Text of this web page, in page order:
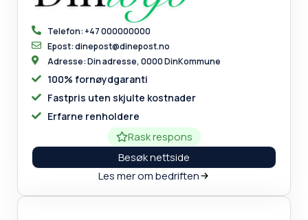
Telefon: +47 000000000
Epost: dinepost@dinepost.no
Adresse: Din adresse, 0000 DinKommune
100% fornøydgaranti
Fastpris uten skjulte kostnader
Erfarne renholdere
Rask respons
Besøk nettside
Les mer om bedriften